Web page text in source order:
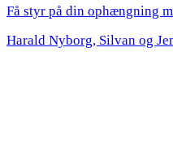
Få styr på din ophængning
Harald Nyborg, Silvan og